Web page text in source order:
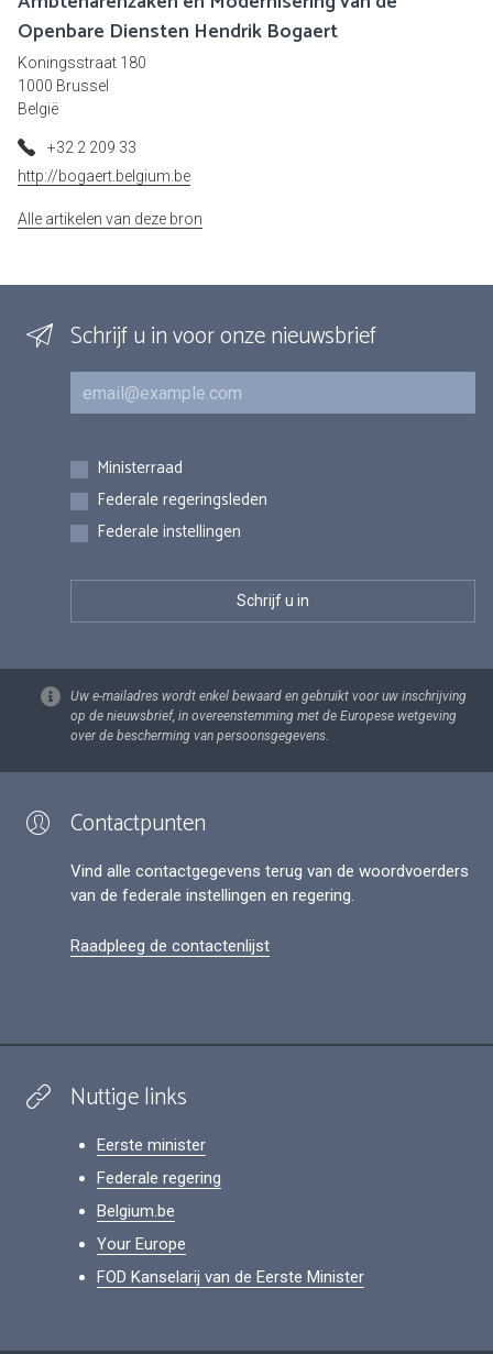
Openbare Diensten Hendrik Bogaert
Koningsstraat 180
1000 Brussel
België
+32 2 209 33
http://bogaert.belgium.be
Alle artikelen van deze bron
Schrijf u in voor onze nieuwsbrief
E-mail
Inschrijvingen
Ministerraad
Federale regeringsleden
Federale instellingen
Uw e-mailadres wordt enkel bewaard en gebruikt voor uw inschrijving
op de nieuwsbrief, in overeenstemming met de Europese wetgeving
over de bescherming van persoonsgegevens.
Contactpunten
Vind alle contactgegevens terug van de woordvoerders
van de federale instellingen en regering.
Raadpleeg de contactenlijst
Nuttige links
Eerste minister
Federale regering
Belgium.be
Your Europe
FOD Kanselarij van de Eerste Minister